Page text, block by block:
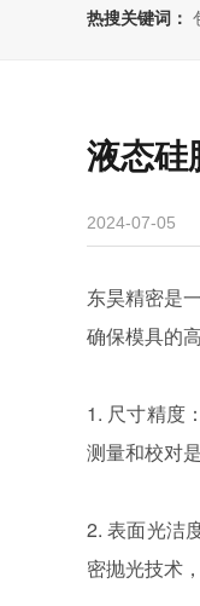
热搜关键词：
液态硅
2024-07-05
东昊精密是
确保模具的
1. 尺寸精度
测量和校对
2. 表面光洁
密抛光技术